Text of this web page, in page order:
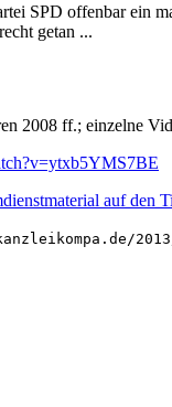
SPD offenbar ein
getan ...
2008 ff.; einzelne
auf den